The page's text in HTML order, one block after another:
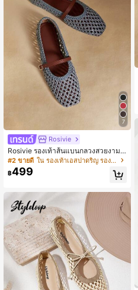
7
Rosivie
Rosivie รองเท้าส้นแบนกลวงสวยงาม
สำหรับผู้หญิง, ทันสมัยและสวมใส่สบาย,
รองเท้าส้นแบนทรงสี่เหลี่ยมสไตล์ฝรั่งเศ
สที่หรูหรา
#2 ขายดี ใน รองเท้าเอสปาดริญ รองเท้าส้นเตี้ยสตรี
฿499